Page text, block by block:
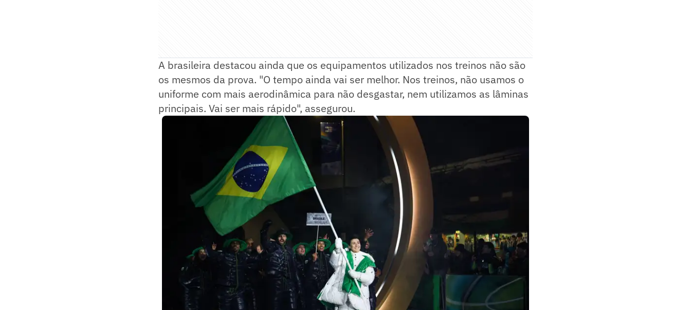
A brasileira destacou ainda que os equipamentos utilizados nos treinos não são
os mesmos da prova. "O tempo ainda vai ser melhor. Nos treinos, não usamos o
uniforme com mais aerodinâmica para não desgastar, nem utilizamos as lâminas
principais. Vai ser mais rápido", assegurou.